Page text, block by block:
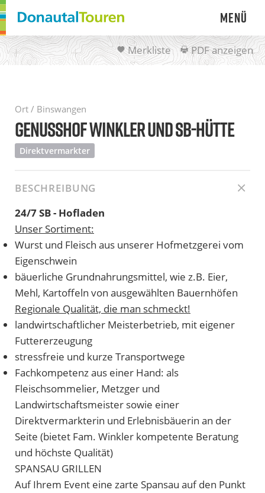
Menü
Merkliste PDF anzeigen
Ort / Binswangen
GENUSSHOF WINKLER UND SB-HÜTTE
Direktvermarkter
BESCHREIBUNG
24/7 SB - Hofladen
Unser Sortiment:
Wurst und Fleisch aus unserer Hofmetzgerei vom
Eigenschwein
bäuerliche Grundnahrungsmittel, wie z.B. Eier,
Mehl, Kartoffeln von ausgewählten Bauernhöfen
Regionale Qualität, die man schmeckt!
landwirtschaftlicher Meisterbetrieb, mit eigener
Futtererzeugung
stressfreie und kurze Transportwege
Fachkompetenz aus einer Hand: als
Fleischsommelier, Metzger und
Landwirtschaftsmeister sowie einer
Direktvermarkterin und Erlebnisbäuerin an der
Seite (bietet Fam. Winkler kompetente Beratung
und höchste Qualität)
SPANSAU GRILLEN
Auf Ihrem Event eine zarte Spansau auf den Punkt